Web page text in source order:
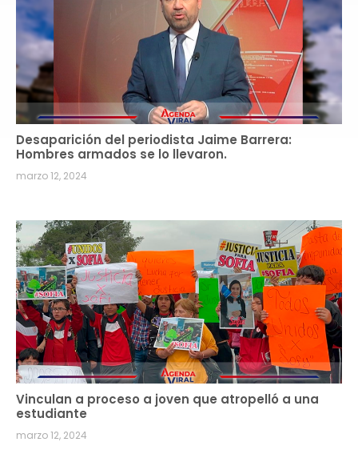
Desaparición del periodista Jaime Barrera:
Hombres armados se lo llevaron.
marzo 12, 2024
Vinculan a proceso a joven que atropelló a una
estudiante
marzo 12, 2024